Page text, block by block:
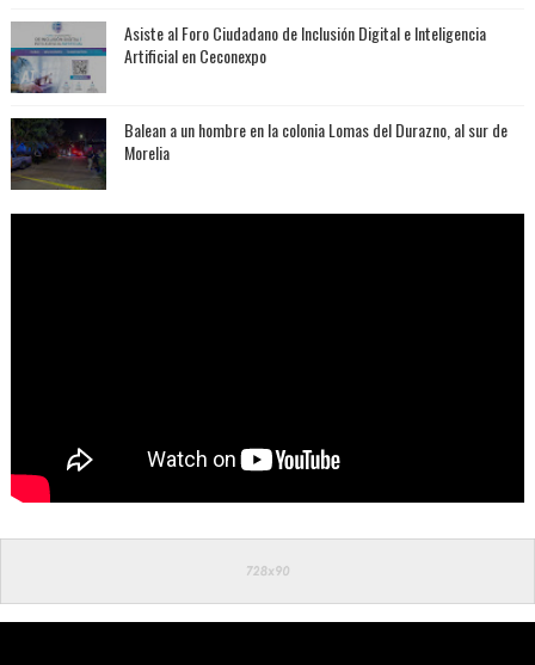
Asiste al Foro Ciudadano de Inclusión Digital e Inteligencia
Artificial en Ceconexpo
Balean a un hombre en la colonia Lomas del Durazno, al sur de
Morelia